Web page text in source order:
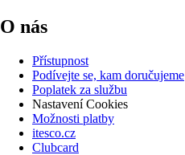
O nás
Přístupnost
Podívejte se, kam doručujeme
Poplatek za službu
Nastavení Cookies
Možnosti platby
itesco.cz
Clubcard